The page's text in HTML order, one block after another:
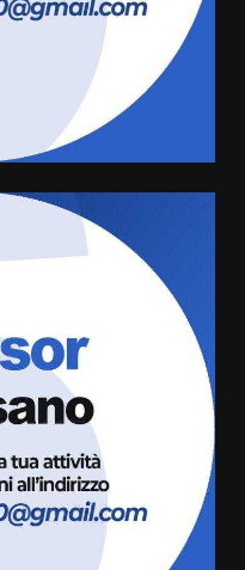
continua il piano
del
d’Italia,
in Consiglio
comuni e
online
gestione
Villetta di
e la prima